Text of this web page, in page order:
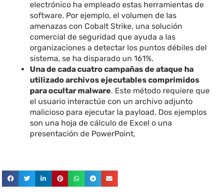
electrónico ha empleado estas herramientas de
software. Por ejemplo, el volumen de las
amenazas con Cobalt Strike, una solución
comercial de seguridad que ayuda a las
organizaciones a detectar los puntos débiles del
sistema, se ha disparado un 161%.
Una de cada cuatro campañas de ataque ha
utilizado archivos ejecutables comprimidos
para ocultar malware. Este método requiere que
el usuario interactúe con un archivo adjunto
malicioso para ejecutar la payload. Dos ejemplos
son una hoja de cálculo de Excel o una
presentación de PowerPoint,